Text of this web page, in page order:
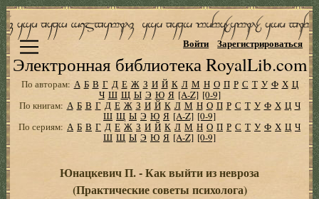
Электронная библиотека RoyalLib.com
Войти Зарегистрироваться
По авторам: А Б В Г Д Е Ж З И Й К Л М Н О П Р С Т У Ф Х Ц
Ч Ш Щ Ы Э Ю Я [A-Z] [0-9]
По книгам: А Б В Г Д Е Ж З И Й К Л М Н О П Р С Т У Ф Х Ц Ч
Ш Щ Ы Э Ю Я [A-Z] [0-9]
По сериям: А Б В Г Д Е Ж З И Й К Л М Н О П Р С Т У Ф Х Ц Ч
Ш Щ Ы Э Ю Я [A-Z] [0-9]
Юнацкевич П. - Как выйти из невроза
(Практические советы психолога)